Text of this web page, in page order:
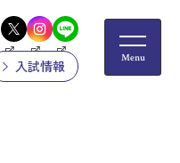
入試情報